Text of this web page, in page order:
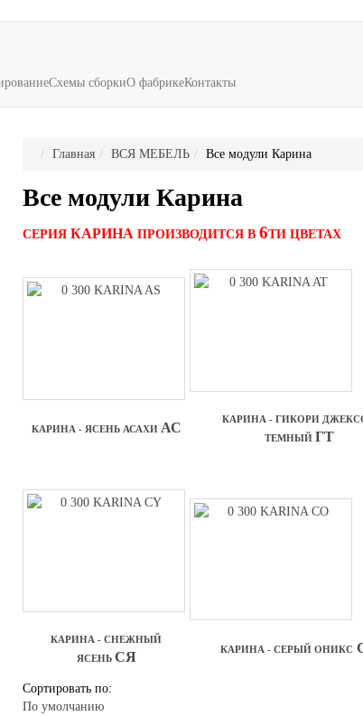
Схемы сборкиО фабрикеКонтакты
Главная ВСЯ МЕБЕЛЬ Все модули Карина
Все модули Карина
СЕРИЯ КАРИНА ПРОИЗВОДИТСЯ В 6ТИ ЦВЕТАХ
КАРИНА - ЯСЕНЬ АСАХИ АС
КАРИНА - ГИКОРИ
ТЕМНЫЙ ГТ
КАРИНА - СНЕЖНЫЙ
ЯСЕНЬ СЯ КАРИНА - СЕРЫЙ ОНИКС
Сортировать по:
По умолчанию